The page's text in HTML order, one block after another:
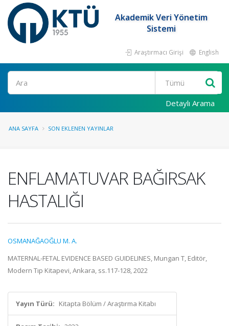
Akademik Veri Yönetim
Sistemi
Araştırmacı Girişi English
Ara
Detaylı Arama
ANA SAYFA SON EKLENEN YAYINLAR
ENFLAMATUVAR BAĞIRSAK
HASTALIĞI
OSMANAĞAOĞLU M. A.
MATERNAL-FETAL EVIDENCE BASED GUIDELINES, Mungan T, Editör,
Modern Tıp Kitapevi, Ankara, ss.117-128, 2022
Yayın Türü: Kitapta Bölüm / Araştırma Kitabı